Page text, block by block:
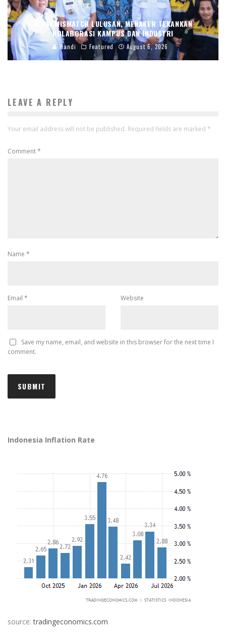
ATASI MISMATCH LULUSAN, MENAKER TEKANKAN
KOLABORASI KAMPUS DAN INDUSTRI
Handi Featured August 6, 2026
LEAVE A REPLY
Your email address will not be published. Required fields are marked *
Comment*
Name *
Email * Website
Save my name, email, and website in this browser for the next time I
comment.
Indonesia Inflation Rate
source:tradingeconomics.com